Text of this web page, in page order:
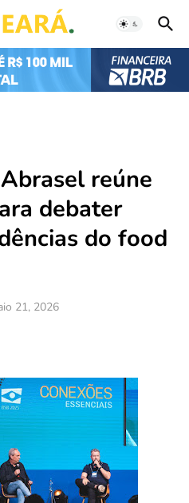
reúne
debater
do food
21, 2026